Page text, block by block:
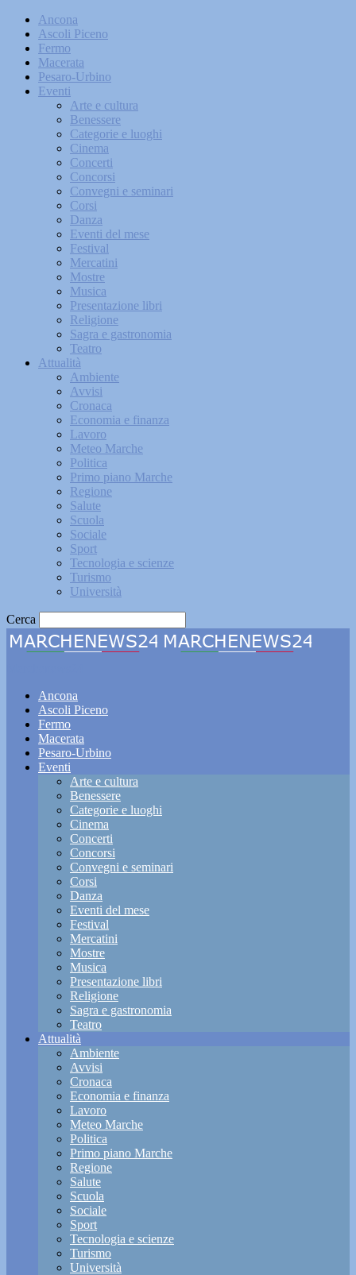
Ancona
Ascoli Piceno
Fermo
Macerata
Pesaro-Urbino
Eventi
Arte e cultura
Benessere
Categorie e luoghi
Cinema
Concerti
Concorsi
Convegni e seminari
Corsi
Danza
Eventi del mese
Festival
Mercatini
Mostre
Musica
Presentazione libri
Religione
Sagra e gastronomia
Teatro
Attualità
Ambiente
Avvisi
Cronaca
Economia e finanza
Lavoro
Meteo Marche
Politica
Primo piano Marche
Regione
Salute
Scuola
Sociale
Sport
Tecnologia e scienze
Turismo
Università
Cerca
Ancona
Ascoli Piceno
Fermo
Macerata
Pesaro-Urbino
Eventi
Arte e cultura
Benessere
Categorie e luoghi
Cinema
Concerti
Concorsi
Convegni e seminari
Corsi
Danza
Eventi del mese
Festival
Mercatini
Mostre
Musica
Presentazione libri
Religione
Sagra e gastronomia
Teatro
Attualità
Ambiente
Avvisi
Cronaca
Economia e finanza
Lavoro
Meteo Marche
Politica
Primo piano Marche
Regione
Salute
Scuola
Sociale
Sport
Tecnologia e scienze
Turismo
Università